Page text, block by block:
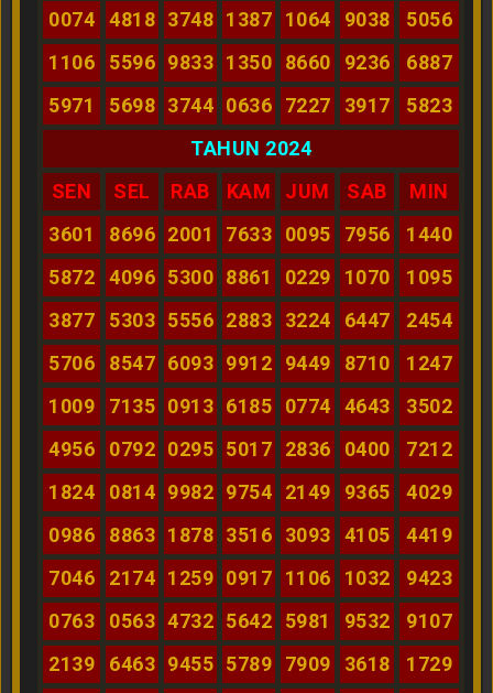
0074 4818 3748 1387 1064 9038
5056
1106
5596 9833 1350 8660 9236
6887
5971
5698 3744 0636 7227 3917
5823
TAHUN 2024
SEN
SEL RAB KAM JUM SAB
MIN
3601
8696 2001 7633 0095 7956
1440
5872
4096 5300 8861 0229 1070
1095
3877
5303 5556 2883 3224 6447
2454
5706
8547 6093 9912 9449 8710
1247
1009
7135 0913 6185 0774 4643
3502
4956
0792 0295 5017 2836 0400
7212
1824
0814 9982 9754 2149 9365
4029
0986
8863 1878 3516 3093 4105
4419
7046
2174 1259 0917 1106 1032
9423
0763
0563 4732 5642 5981 9532
9107
2139
6463 9455 5789 7909 3618
1729